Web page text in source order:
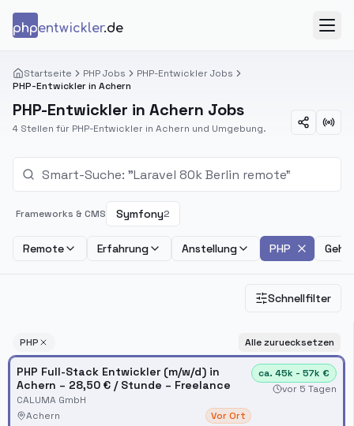
phpentwickler.de
Startseite PHP Jobs
PHP-Entwickler Jobs
PHP-Entwickler in Achern
PHP-Entwickler in Achern Jobs
4 Stellen für PHP-Entwickler in Achern und Umgebung.
Frameworks & CMS Symfony2
Remote Erfahrung Anstellung PHP
Schnellfilter
PHP Alle zuruecksetzen
PHP Full-Stack Entwickler (m/w/d) in
Achern – 28,50 € / Stunde – Freelance
CALUMA GmbH
Achern
Vor Ort
ca. 45k - 57k €
vor 5 Tagen